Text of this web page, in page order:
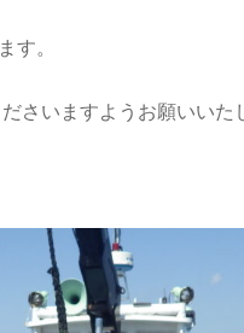
す。
さいますようお願いいた